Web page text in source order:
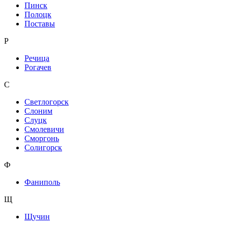
Пинск
Полоцк
Поставы
Р
Речица
Рогачев
С
Светлогорск
Слоним
Слуцк
Смолевичи
Сморгонь
Солигорск
Ф
Фаниполь
Щ
Щучин